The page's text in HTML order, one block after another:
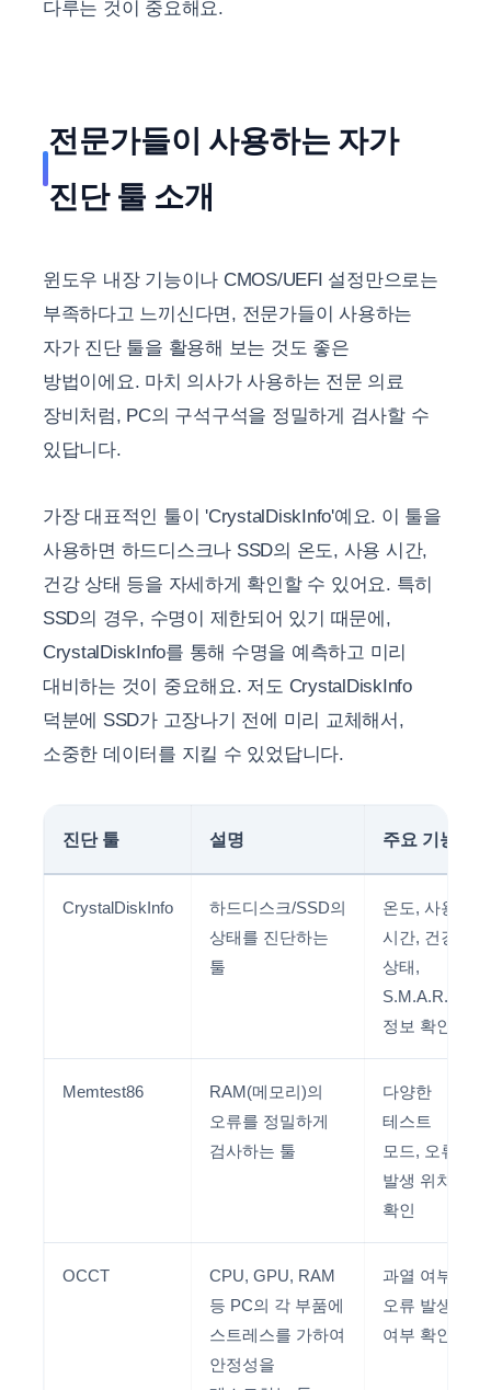
다루는 것이 중요해요.
전문가들이 사용하는 자가
진단 툴 소개
윈도우 내장 기능이나 CMOS/UEFI 설정만으로는
부족하다고 느끼신다면, 전문가들이 사용하는
자가 진단 툴을 활용해 보는 것도 좋은
방법이에요. 마치 의사가 사용하는 전문 의료
장비처럼, PC의 구석구석을 정밀하게 검사할 수
있답니다.
가장 대표적인 툴이 'CrystalDiskInfo'예요. 이 툴을
사용하면 하드디스크나 SSD의 온도, 사용 시간,
건강 상태 등을 자세하게 확인할 수 있어요. 특히
SSD의 경우, 수명이 제한되어 있기 때문에,
CrystalDiskInfo를 통해 수명을 예측하고 미리
대비하는 것이 중요해요. 저도 CrystalDiskInfo
덕분에 SSD가 고장나기 전에 미리 교체해서,
소중한 데이터를 지킬 수 있었답니다.
진단 툴 설명 주요 기능
CrystalDiskInfo
하드디스크/SSD의
상태를 진단하는
툴
온도, 사용
시간, 건강
상태,
S.M.A.R.T.
정보 확인
Memtest86
RAM(메모리)의
오류를 정밀하게
검사하는 툴
다양한
테스트
모드, 오류
발생 위치
확인
OCCT
CPU, GPU, RAM
등 PC의 각 부품에
스트레스를 가하여
안정성을
과열 여부,
오류 발생
여부 확인